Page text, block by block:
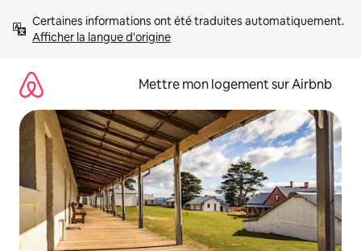
directement
Afficher la langue d'origine
Mettre mon logement sur Airbnb